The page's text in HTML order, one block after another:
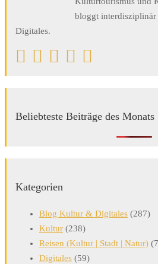
bloggt
Digitales.
Beliebteste Beiträge des Monats
Kategorien
Blog Kultur & Digitales (287)
Kultur (238)
Reisen (Kultur | Stadt | Natur)
Digitales (59)